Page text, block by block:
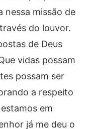
nessa missão de
do louvor.
de Deus
vidas possam
possam ser
a respeito
em
já me deu o